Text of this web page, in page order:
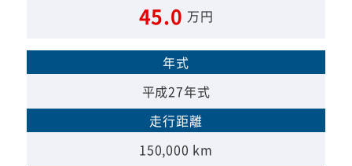
45.0 万円
年式
平成27年式
走行距離
150,000 km